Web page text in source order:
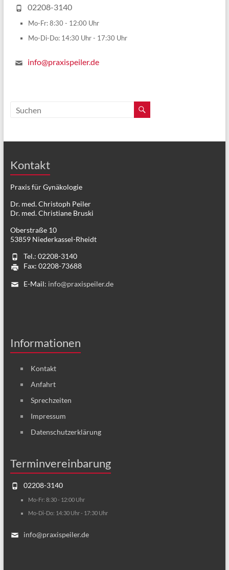
02208-3140
Mo-Fr: 8:30 - 12:00 Uhr
Mo-Di-Do: 14:30 Uhr - 17:30 Uhr
info@praxispeiler.de
Kontakt
Praxis für Gynäkologie
Dr. med. Christoph Peiler
Dr. med. Christiane Bruski
Oberstraße 10
53859 Niederkassel-Rheidt
Tel.: 02208-3140
Fax: 02208-73688
E-Mail: info@praxispeiler.de
Informationen
Kontakt
Anfahrt
Sprechzeiten
Impressum
Datenschutzerklärung
Terminvereinbarung
02208-3140
Mo-Fr: 8:30 - 12:00 Uhr
Mo-Di-Do: 14:30 Uhr - 17:30 Uhr
info@praxispeiler.de